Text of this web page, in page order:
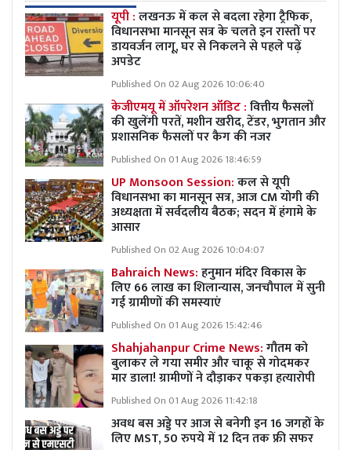
यूपी :लखनऊ में कल से बदला रहेगा ट्रैफिक,
विधानसभा मानसून सत्र के चलते इन रास्तों पर
डायवर्जन लागू, घर से निकलने से पहले पढ़ें
अपडेट
Published On 02 Aug 2026 10:06:40
केजीएमयू में ऑपरेशन ऑडिट :वित्तीय फैसलों
की खुलेंगी परतें, मशीन खरीद, टेंडर, भुगतान और
प्रशासनिक फैसलों पर कैग की नजर
Published On 01 Aug 2026 18:46:59
UP Monsoon Session:कल से यूपी
विधानसभा का मानसून सत्र, आज CM योगी की
अध्यक्षता में सर्वदलीय बैठक; सदन में हंगामे के
आसार
Published On 02 Aug 2026 10:04:07
Bahraich News:हनुमान मंदिर विकास के
लिए 66 लाख का शिलान्यास, जनचौपाल में सुनी
गई ग्रामीणों की समस्याएं
Published On 01 Aug 2026 15:42:46
Shahjahanpur Crime News:गौतम को
बुलाकर ले गया समीर और चाकू से गोदमकर
मार डाला! ग्रामीणों ने दौड़ाकर पकड़ा हत्यारोपी
Published On 01 Aug 2026 11:42:18
अवध बस अड्डे पर आज से बनेगी इन 16 जगहों के
लिए MST, 50 रुपये में 12 दिन तक फ्री सफर